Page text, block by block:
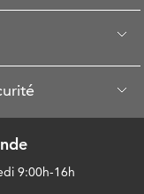
9:00h-16h